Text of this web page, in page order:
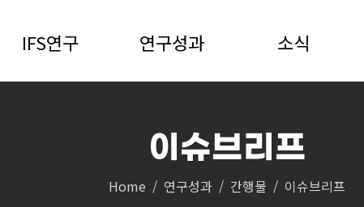
IFS연구 연구성과 소식
이슈브리프
Home 연구성과 간행물 이슈브리프
연구성과 소식